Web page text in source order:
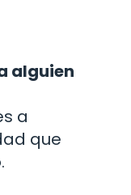
alguien
a
que